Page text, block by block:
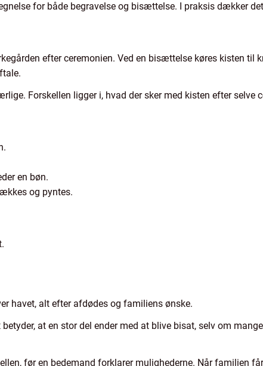
for både begravelse og bisættelse. I praksis dækker
efter ceremonien. Ved en bisættelse køres kisten til
Forskellen ligger i, hvad der sker med kisten efter selve
en bøn.
og pyntes.
havet, alt efter afdødes og familiens ønske.
at en stor del ender med at blive bisat, selv om
før en bedemand forklarer mulighederne. Når familien